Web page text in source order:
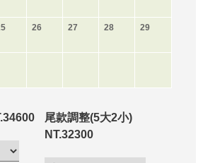
26 27 28 29
尾款調整(5大2小)
NT.32300